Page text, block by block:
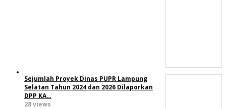
Sejumlah Proyek Dinas PUPR Lampung
Selatan Tahun 2024 dan 2026 Dilaporkan
DPP KA…
28 views